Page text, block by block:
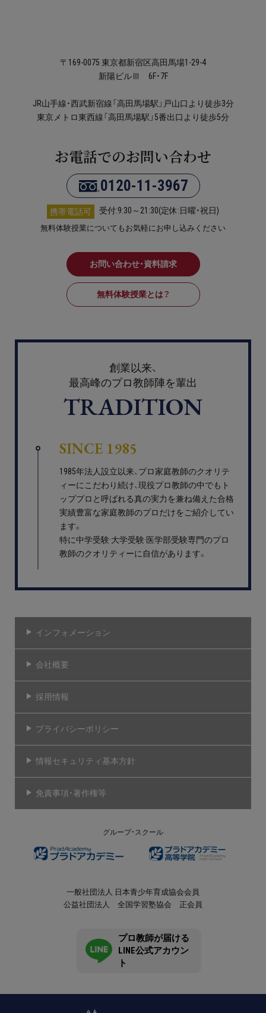
〒169-0075 東京都新宿区高田馬場1-29-4
新陽ビルⅢ 6F・7F
JR山手線・西武新宿線「高田馬場駅」戸山口より徒歩3分
東京メトロ東西線「高田馬場駅」5番出口より徒歩5分
お電話でのお問い合わせ
0120-11-3967
携帯電話可 受付:9:30～21:30(定休:日曜・祝日)
無料体験授業についてもお気軽にお申し込みください
お問い合わせ・資料請求
無料体験授業とは？
創業以来、
最高峰のプロ教師陣を輩出
TRADITION
SINCE 1985
1985年法人設立以来、プロ家庭教師のクオリテ
ィーにこだわり続け、現役プロ教師の中でもト
ッププロと呼ばれる真の実力を兼ね備えた合格
実績豊富な家庭教師のプロだけをご紹介してい
ます。
特に中学受験·大学受験·医学部受験専門のプロ
教師のクオリティーに自信があります。
インフォメーション
会社概要
採用情報
プライバシーポリシー
情報セキュリティ基本方針
免責事項・著作権等
グループ・スクール
一般社団法人 日本青少年育成協会会員
公益社団法人 全国学習塾協会 正会員
プロ教師が届ける
LINE公式アカウン
ト